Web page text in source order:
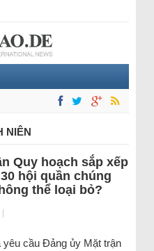
NIÊN
Quy hoạch sắp xếp
hội quần chúng
thể loại bỏ?
|
yêu cầu Đảng ủy Mặt trận